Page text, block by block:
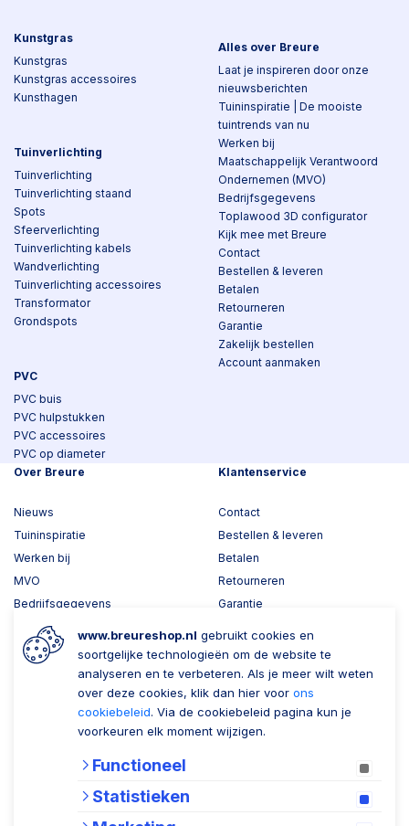
Kunstgras
Kunstgras
Kunstgras accessoires
Kunsthagen
Tuinverlichting
Tuinverlichting
Tuinverlichting staand
Spots
Sfeerverlichting
Tuinverlichting kabels
Wandverlichting
Tuinverlichting accessoires
Transformator
Grondspots
PVC
PVC buis
PVC hulpstukken
PVC accessoires
PVC op diameter
Alles over Breure
Laat je inspireren door onze
nieuwsberichten
Tuininspiratie | De mooiste
tuintrends van nu
Werken bij
Maatschappelijk Verantwoord
Ondernemen (MVO)
Bedrijfsgegevens
Toplawood 3D configurator
Kijk mee met Breure
Contact
Bestellen & leveren
Betalen
Retourneren
Garantie
Zakelijk bestellen
Account aanmaken
Over Breure
Nieuws
Tuininspiratie
Werken bij
MVO
Bedrijfsgegevens
Toplawood 3D configurator
Kijk mee met Breure
Klantenservice
Contact
Bestellen & leveren
Betalen
Retourneren
Garantie
Wil je ons volgen? Zaken doen met Breure
Zakelijk bestellen
www.breureshop.nl gebruikt cookies en
soortgelijke technologieën om de website te
analyseren en te verbeteren. Als je meer wilt weten
over deze cookies, klik dan hier voor ons
cookiebeleid. Via de cookiebeleid pagina kun je
voorkeuren elk moment wijzigen.
Functioneel
Statistieken